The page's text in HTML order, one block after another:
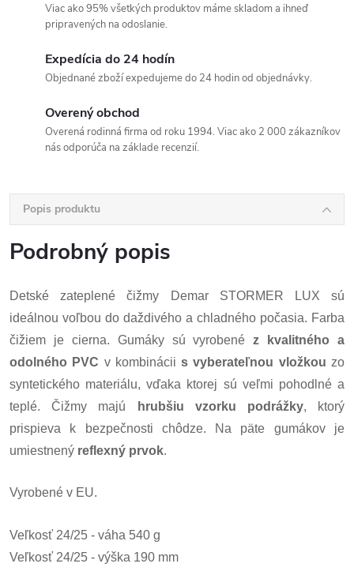
Viac ako 95% všetkých produktov máme skladom a ihneď
pripravených na odoslanie.
Expedícia do 24 hodín
Objednané zboží expedujeme do 24 hodin od objednávky.
Overený obchod
Overená rodinná firma od roku 1994. Viac ako 2 000 zákazníkov
nás odporúča na základe recenzií.
Popis produktu
Podrobný popis
Detské zateplené čižmy Demar STORMER LUX sú
ideálnou voľbou do daždivého a chladného počasia. Farba
čižiem je cierna. Gumáky sú vyrobené z kvalitného a
odolného PVC v kombináciis vyberateľnou vložkou zo
syntetického materiálu, vďaka ktorej sú veľmi pohodlné a
teplé. Čižmy majú
hrubšiu vzorku podrážky, ktorý
prispieva k bezpečnosti chôdze. Na päte gumákov je
umiestnený reflexný prvok.
Vyrobené v EU.
Veľkosť 24/25 - váha 540 g
Veľkosť 24/25 - výška 190 mm